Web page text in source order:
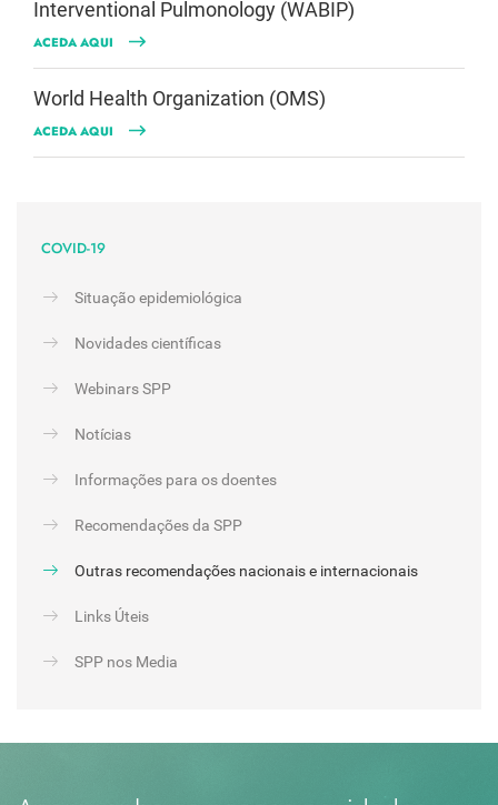
COVID-19
Situação epidemiológica
Novidades científicas
Webinars SPP
Notícias
Informações para os doentes
Recomendações da SPP
Outras recomendações nacionais e internacionais
Links Úteis
SPP nos Media
Interventional Pulmonology (WABIP)
ACEDA AQUI
World Health Organization (OMS)
ACEDA AQUI